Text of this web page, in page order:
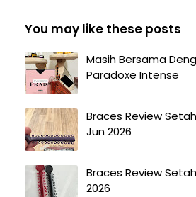
You may like these posts
Masih Bersama
Paradoxe Intense
Braces Review
Jun 2026
Braces Review
2026